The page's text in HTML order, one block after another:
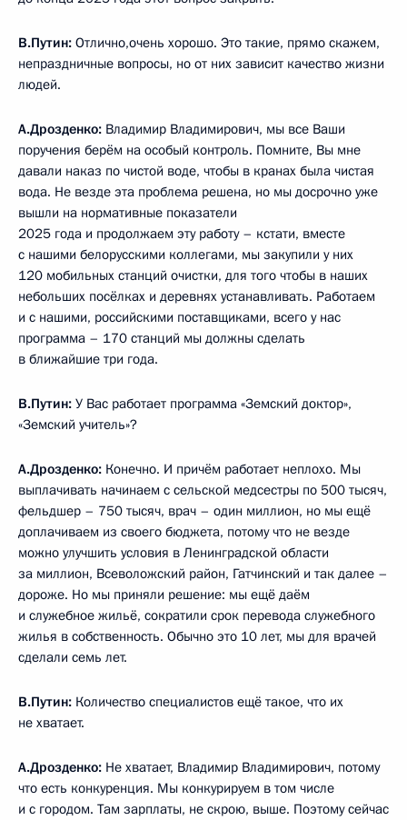
В.Путин: Отлично,очень хорошо. Это такие, прямо скажем,
непраздничные вопросы, но от них зависит качество жизни
людей.
А.Дрозденко: Владимир Владимирович, мы все Ваши
поручения берём на особый контроль. Помните, Вы мне
давали наказ по чистой воде, чтобы в кранах была чистая
вода. Не везде эта проблема решена, но мы досрочно уже
вышли на нормативные показатели
2025 года и продолжаем эту работу – кстати, вместе
с нашими белорусскими коллегами, мы закупили у них
120 мобильных станций очистки, для того чтобы в наших
небольших посёлках и деревнях устанавливать. Работаем
и с нашими, российскими поставщиками, всего у нас
программа – 170 станций мы должны сделать
в ближайшие три года.
В.Путин: У Вас работает программа «Земский доктор»,
«Земский учитель»?
А.Дрозденко: Конечно. И причём работает неплохо. Мы
выплачивать начинаем с сельской медсестры по 500 тысяч,
фельдшер – 750 тысяч, врач – один миллион, но мы ещё
доплачиваем из своего бюджета, потому что не везде
можно улучшить условия в Ленинградской области
за миллион, Всеволожский район, Гатчинский и так далее –
дороже. Но мы приняли решение: мы ещё даём
и служебное жильё, сократили срок перевода служебного
жилья в собственность. Обычно это 10 лет, мы для врачей
сделали семь лет.
В.Путин: Количество специалистов ещё такое, что их
не хватает.
А.Дрозденко: Не хватает, Владимир Владимирович, потому
что есть конкуренция. Мы конкурируем в том числе
и с городом. Там зарплаты, не скрою, выше. Поэтому сейчас